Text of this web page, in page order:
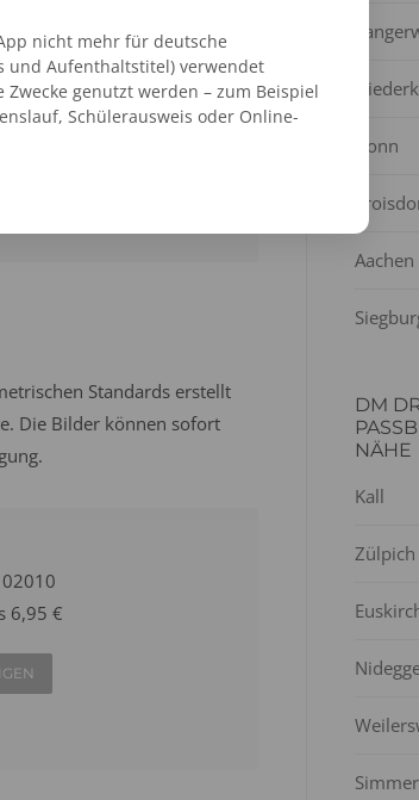
Standards erstellt
Die Bilder können sofort
6,95 €
Bonn
Aachen
DM
NÄHE
Kall
Zülpich
nicht mehr für deutsche
und Aufenthaltstitel) verwendet
genutzt werden – zum Beispiel
Schülerausweis oder Online-